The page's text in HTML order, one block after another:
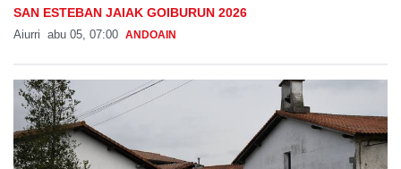
SAN ESTEBAN JAIAK GOIBURUN 2026
Aiurri abu 05, 07:00 ANDOAIN